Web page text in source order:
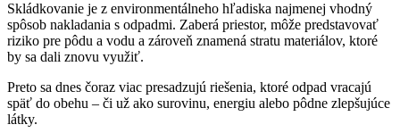
Skládkovanie je z environmentálneho hľadiska najmenej vhodný
spôsob nakladania s odpadmi. Zaberá priestor, môže predstavovať
riziko pre pôdu a vodu a zároveň znamená stratu materiálov, ktoré
by sa dali znovu využiť.
Preto sa dnes čoraz viac presadzujú riešenia, ktoré odpad vracajú
späť do obehu – či už ako surovinu, energiu alebo pôdne zlepšujúce
látky.